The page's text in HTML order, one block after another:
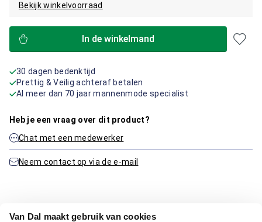
Van Dal maakt gebruik van cookies
Bekijk winkelvoorraad
In de winkelmand
30 dagen bedenktijd
Prettig & Veilig achteraf betalen
Al meer dan 70 jaar mannenmode specialist
Heb je een vraag over dit product?
Chat met een medewerker
Neem contact op via de e-mail